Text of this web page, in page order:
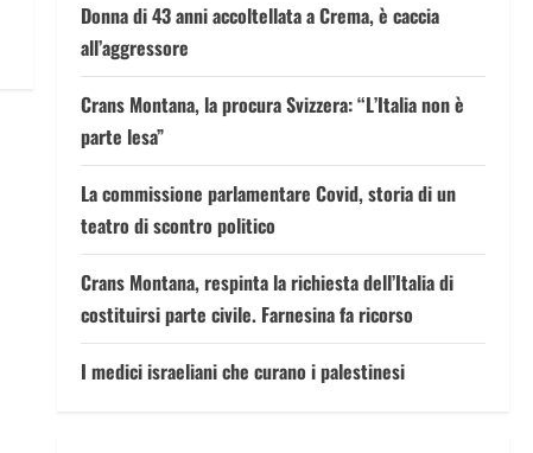
Donna di 43 anni accoltellata a Crema, è caccia
all’aggressore
Crans Montana, la procura Svizzera: “L’Italia non è
parte lesa”
La commissione parlamentare Covid, storia di un
teatro di scontro politico
Crans Montana, respinta la richiesta dell’Italia di
costituirsi parte civile. Farnesina fa ricorso
I medici israeliani che curano i palestinesi